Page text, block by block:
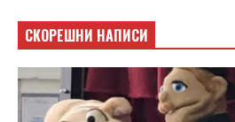
СКОРЕШНИ НАПИСИ